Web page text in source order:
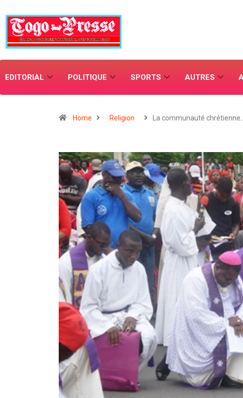
EDITORIAL POLITIQUE SPORTS AUTRES
Home Religion La communauté chrétienne…